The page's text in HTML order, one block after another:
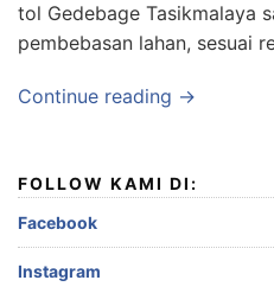
tol Gedebage Tasikmalaya
pembebasan lahan, sesuai
Continue reading →
FOLLOW KAMI DI:
Facebook
Instagram